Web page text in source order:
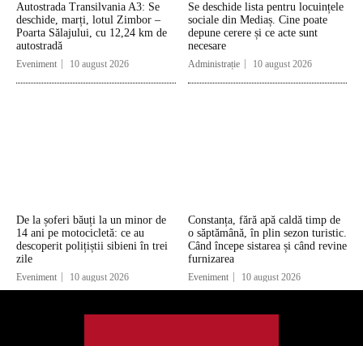
Autostrada Transilvania A3: Se
deschide, marți, lotul Zimbor –
Poarta Sălajului, cu 12,24 km de
autostradă
Eveniment 10 august 2026
Se deschide lista pentru locuințele
sociale din Mediaș. Cine poate
depune cerere și ce acte sunt
necesare
Administrație 10 august 2026
De la șoferi băuți la un minor de
14 ani pe motocicletă: ce au
descoperit polițiștii sibieni în trei
zile
Eveniment 10 august 2026
Constanța, fără apă caldă timp de
o săptămână, în plin sezon turistic.
Când începe sistarea și când revine
furnizarea
Eveniment 10 august 2026